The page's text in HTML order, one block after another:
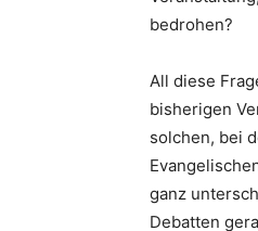
bedrohen?
All diese
bisherigen
solchen, bei
ganz
Debatten